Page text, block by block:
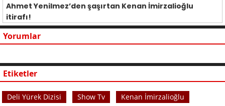
Ahmet Yenilmez’den şaşırtan Kenan İmirzalioğlu
itirafı!
Yorumlar
Etiketler
Deli Yürek Dizisi Show Tv Kenan İmirzalioğlu